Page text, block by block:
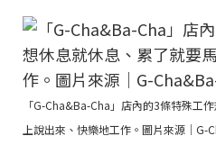
「G-Cha&Ba-Cha」店內的3條特殊工
上說出來、快樂地工作。圖片來源｜G-